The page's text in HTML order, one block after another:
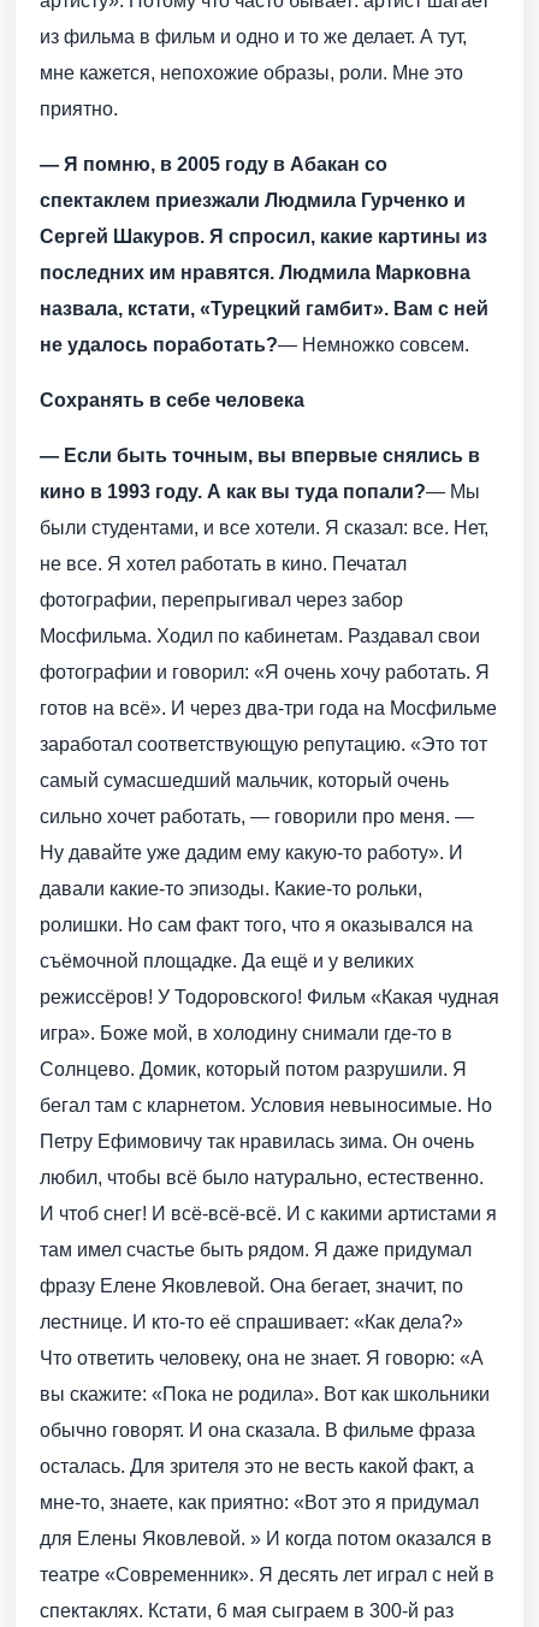
из фильма в фильм и одно и то же делает. А тут,
мне кажется, непохожие образы, роли. Мне это
приятно.
— Я помню, в 2005 году в Абакан со
спектаклем приезжали Людмила Гурченко и
Сергей Шакуров. Я спросил, какие картины из
последних им нравятся. Людмила Марковна
назвала, кстати, «Турецкий гамбит». Вам с ней
не удалось поработать?— Немножко совсем.
Сохранять в себе человека
— Если быть точным, вы впервые снялись в
кино в 1993 году. А как вы туда попали?— Мы
были студентами, и все хотели. Я сказал: все. Нет,
не все. Я хотел работать в кино. Печатал
фотографии, перепрыгивал через забор
Мосфильма. Ходил по кабинетам. Раздавал свои
фотографии и говорил: «Я очень хочу работать. Я
готов на всё». И через два-три года на Мосфильме
заработал соответствующую репутацию. «Это тот
самый сумасшедший мальчик, который очень
сильно хочет работать, — говорили про меня. —
Ну давайте уже дадим ему какую-то работу». И
давали какие-то эпизоды. Какие-то рольки,
ролишки. Но сам факт того, что я оказывался на
съёмочной площадке. Да ещё и у великих
режиссёров! У Тодоровского! Фильм «Какая чудная
игра». Боже мой, в холодину снимали где-то в
Солнцево. Домик, который потом разрушили. Я
бегал там с кларнетом. Условия невыносимые. Но
Петру Ефимовичу так нравилась зима. Он очень
любил, чтобы всё было натурально, естественно.
И чтоб снег! И всё-всё-всё. И с какими артистами я
там имел счастье быть рядом. Я даже придумал
фразу Елене Яковлевой. Она бегает, значит, по
лестнице. И кто-то её спрашивает: «Как дела?»
Что ответить человеку, она не знает. Я говорю: «А
вы скажите: «Пока не родила». Вот как школьники
обычно говорят. И она сказала. В фильме фраза
осталась. Для зрителя это не весть какой факт, а
мне-то, знаете, как приятно: «Вот это я придумал
для Елены Яковлевой. » И когда потом оказался в
театре «Современник». Я десять лет играл с ней в
спектаклях. Кстати, 6 мая сыграем в 300-й раз